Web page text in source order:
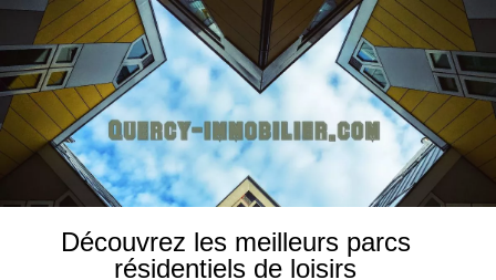
Découvrez les meilleurs parcs
résidentiels de loisirs